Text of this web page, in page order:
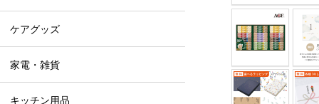
ケアグッズ
家電・雑貨
キッチン用品